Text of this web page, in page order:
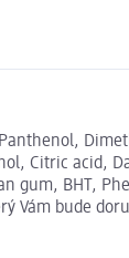
Citric acid,
BHT,
bude